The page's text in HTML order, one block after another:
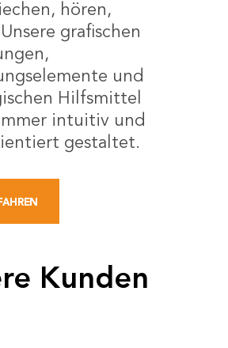
hören,
grafischen
und
Hilfsmittel
intuitiv und
gestaltet.
Kunden